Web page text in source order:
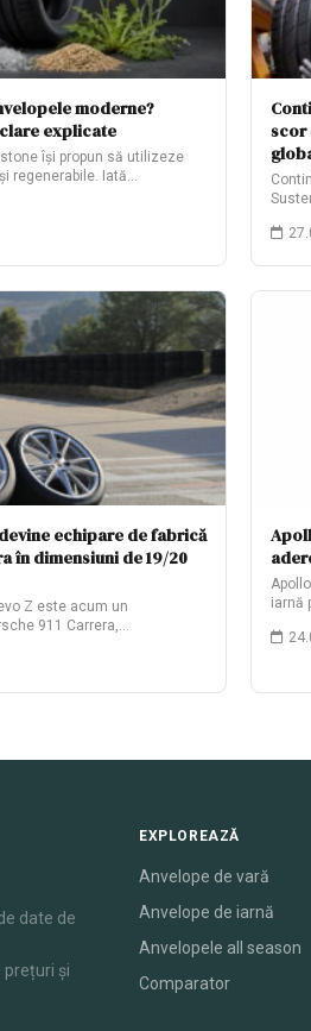
moderne?
explicate
își propun să utilizeze
regenerabile. Iată…
scor
echipare de fabrică
în dimensiuni de 19/20
Z este acum un
911 Carrera,…
iarnă
date de
prețuri și
EXPLOREAZĂ
Anvelope de vară
Anvelope de iarnă
Anvelopele all season
Comparator